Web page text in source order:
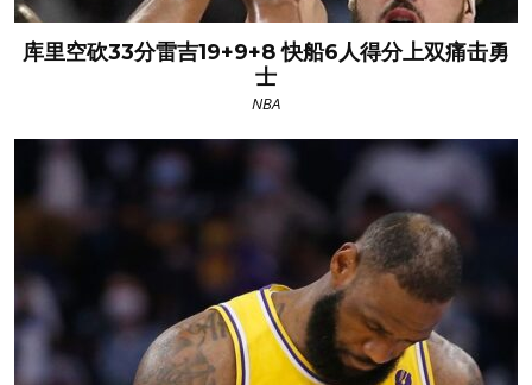
库里空砍33分雷吉19+9+8 快船6人得分上双痛击勇
士
NBA